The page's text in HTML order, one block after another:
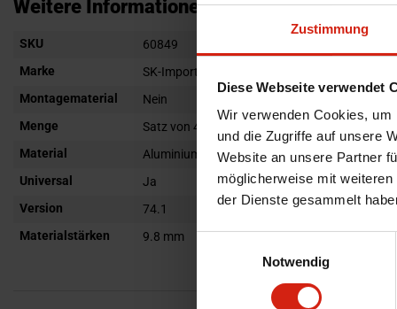
Zustimmung
Diese Webseite verwendet
Wir verwenden Cookies,
und die Zugriffe auf unsere
Website an unsere Partner
möglicherweise mit
der Dienste gesammelt
Notwendig
Bildgalerie
springen
Weitere Informationen
Weitere
SKU
60849
Marke
SK-Import
Montagematerial
Nein
Menge
Satz von 4
Material
Aluminium
Universal
Ja
Version
74.1
Materialstärken
9.8 mm